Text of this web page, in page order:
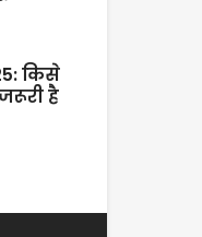
किसे
है